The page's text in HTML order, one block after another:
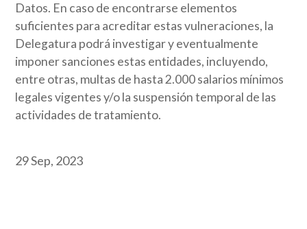
Datos. En caso de encontrarse elementos
suficientes para acreditar estas vulneraciones, la
Delegatura podrá investigar y eventualmente
imponer sanciones estas entidades, incluyendo,
entre otras, multas de hasta 2.000 salarios mínimos
legales vigentes y/o la suspensión temporal de las
actividades de tratamiento.
29 Sep, 2023